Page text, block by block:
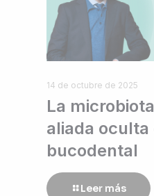
14 de octubre de 2025
La
aliada oculta
bucodental
Leer más